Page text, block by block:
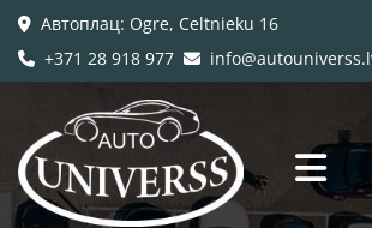
 Автоплац: Ogre, Celtnieku 16
 +371 28 918 977 